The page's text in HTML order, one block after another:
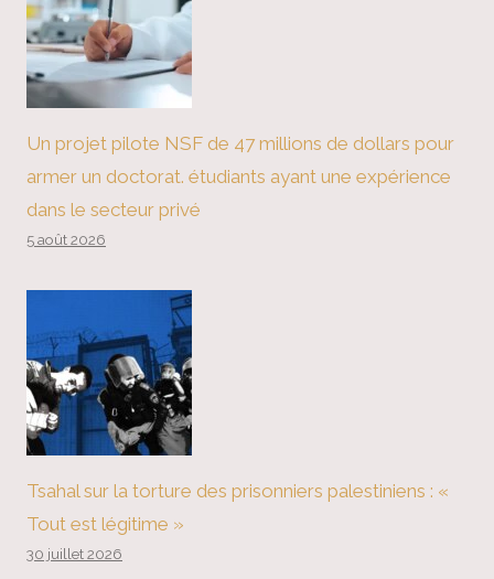
Un projet pilote NSF de 47 millions de dollars pour
armer un doctorat. étudiants ayant une expérience
dans le secteur privé
5 août 2026
Tsahal sur la torture des prisonniers palestiniens : «
Tout est légitime »
30 juillet 2026